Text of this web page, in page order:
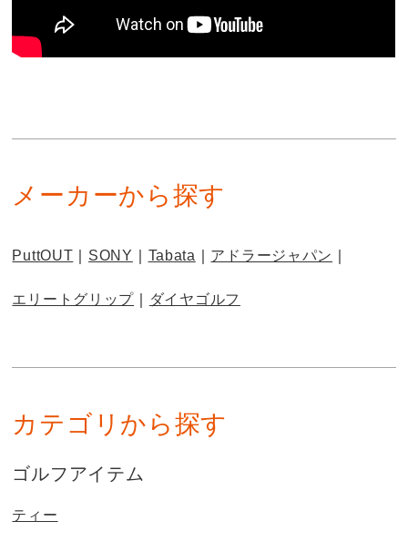
メーカーから探す
PuttOUT SONY Tabata アドラージャパン
エリートグリップ ダイヤゴルフ
カテゴリから探す
ゴルフアイテム
ティー